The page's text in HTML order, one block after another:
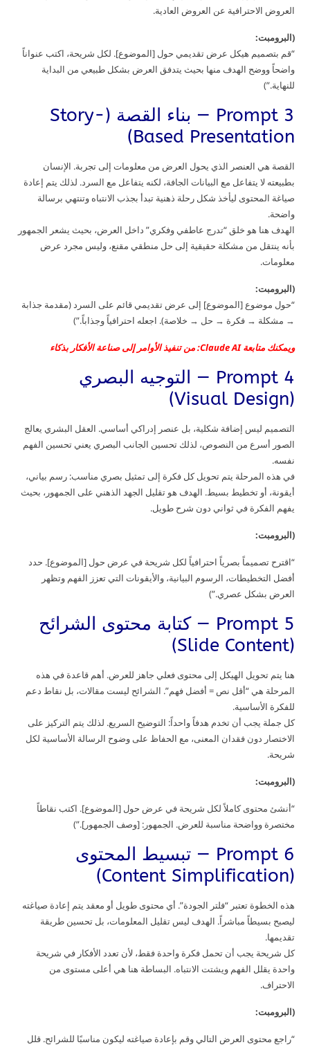
العروض الاحترافية عن العروض العادية.
(البرومبت:
“قم بتصميم هيكل عرض تقديمي حول [الموضوع]. لكل شريحة، اكتب عنواناً
واضحاً ووضح الهدف منها بحيث يتدفق العرض بشكل طبيعي من البداية
للنهاية.”)
Prompt 3 — بناء القصة (Story-
Based Presentation)
القصة هي العنصر الذي يحول العرض من معلومات إلى تجربة. الإنسان
بطبيعته لا يتفاعل مع البيانات الجافة، لكنه يتفاعل مع السرد. لذلك يتم إعادة
صياغة المحتوى ليأخذ شكل رحلة ذهنية تبدأ بجذب الانتباه وتنتهي برسالة
واضحة.
الهدف هنا هو خلق “تدرج عاطفي وفكري” داخل العرض، بحيث يشعر الجمهور
بأنه ينتقل من مشكلة حقيقية إلى حل منطقي مقنع، وليس مجرد عرض
معلومات.
(البرومبت:
“حول موضوع [الموضوع] إلى عرض تقديمي قائم على السرد (مقدمة جذابة
→ مشكلة → فكرة → حل → خلاصة). اجعله احترافياً وجذاباً.”)
ويمكنك متابعة Claude AI: من تنفيذ الأوامر إلى صناعة الأفكار بذكاء
Prompt 4 — التوجيه البصري
(Visual Design)
التصميم ليس إضافة شكلية، بل عنصر إدراكي أساسي. العقل البشري يعالج
الصور أسرع من النصوص، لذلك تحسين الجانب البصري يعني تحسين الفهم
نفسه.
في هذه المرحلة يتم تحويل كل فكرة إلى تمثيل بصري مناسب: رسم بياني،
أيقونة، أو تخطيط بسيط. الهدف هو تقليل الجهد الذهني على الجمهور، بحيث
يفهم الفكرة في ثواني دون شرح طويل.
(البرومبت:
“اقترح تصميماً بصرياً احترافياً لكل شريحة في عرض حول [الموضوع]. حدد
أفضل التخطيطات، الرسوم البيانية، والأيقونات التي تعزز الفهم وتظهر
العرض بشكل عصري.”)
Prompt 5 — كتابة محتوى الشرائح
(Slide Content)
هنا يتم تحويل الهيكل إلى محتوى فعلي جاهز للعرض. أهم قاعدة في هذه
المرحلة هي “أقل نص = أفضل فهم”. الشرائح ليست مقالات، بل نقاط دعم
للفكرة الأساسية.
كل جملة يجب أن تخدم هدفاً واحداً: التوضيح السريع. لذلك يتم التركيز على
الاختصار دون فقدان المعنى، مع الحفاظ على وضوح الرسالة الأساسية لكل
شريحة.
(البرومبت:
“أنشئ محتوى كاملاً لكل شريحة في عرض حول [الموضوع]. اكتب نقاطاً
مختصرة وواضحة مناسبة للعرض. الجمهور: [وصف الجمهور].”)
Prompt 6 — تبسيط المحتوى
(Content Simplification)
هذه الخطوة تعتبر “فلتر الجودة”. أي محتوى طويل أو معقد يتم إعادة صياغته
ليصبح بسيطاً مباشراً. الهدف ليس تقليل المعلومات، بل تحسين طريقة
تقديمها.
كل شريحة يجب أن تحمل فكرة واحدة فقط، لأن تعدد الأفكار في شريحة
واحدة يقلل الفهم ويشتت الانتباه. البساطة هنا هي أعلى مستوى من
الاحتراف.
(البرومبت:
“راجع محتوى العرض التالي وقم بإعادة صياغته ليكون مناسبًا للشرائح. قلل